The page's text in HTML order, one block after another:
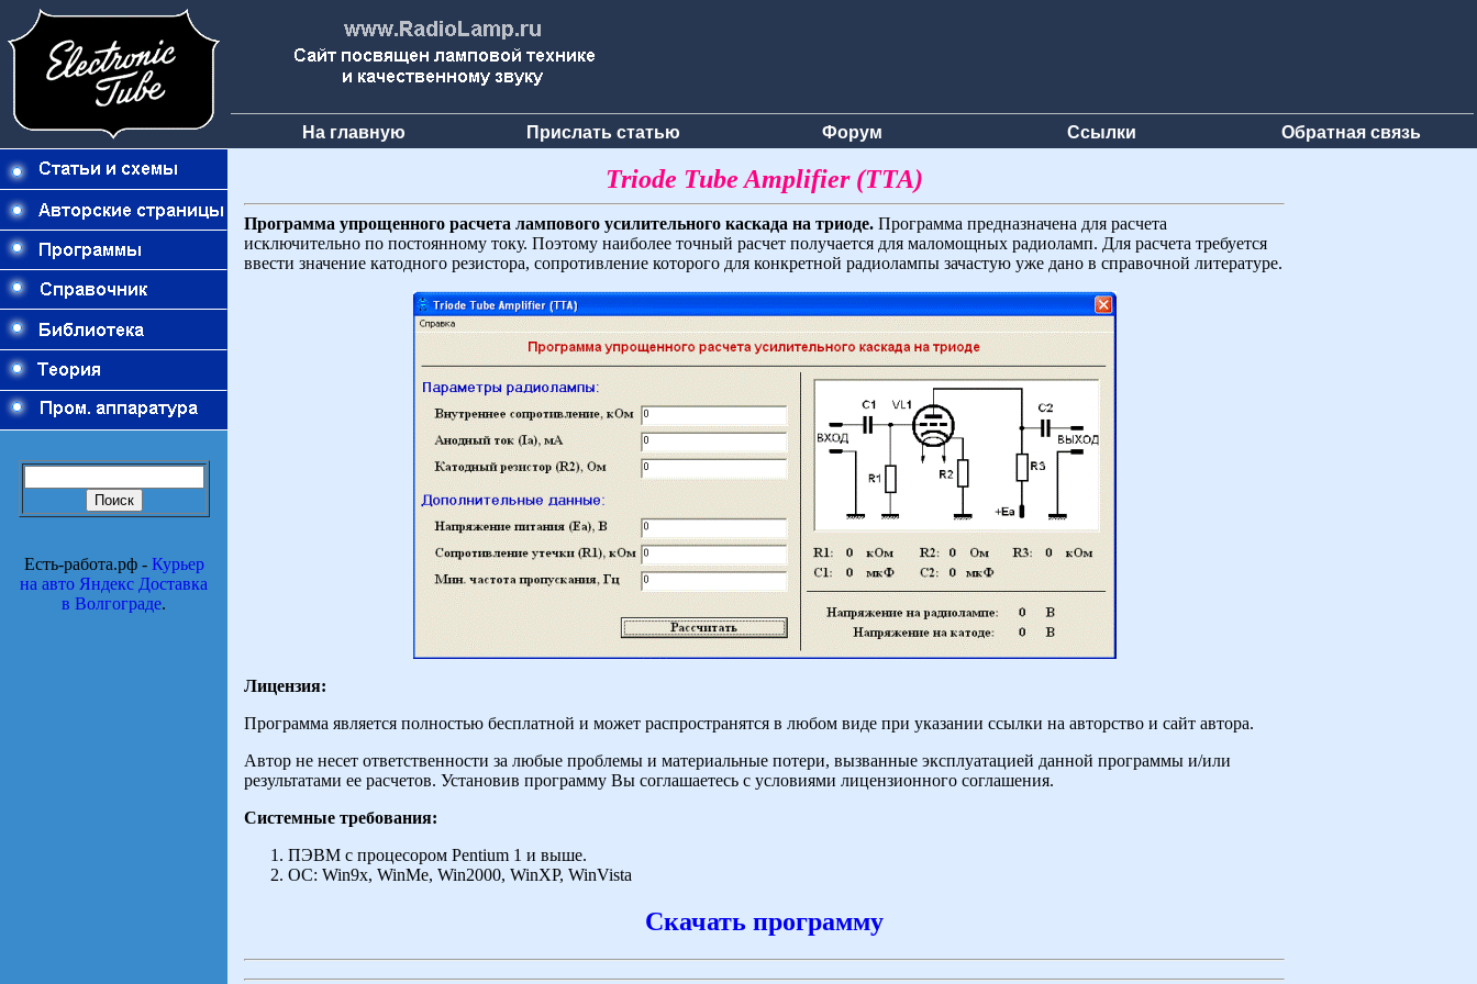
На главную Прислать статью Форум Ссылки Обратная связь
Есть-работа.рф - Курьер
на авто Яндекс Доставка
в Волгограде.
Triode Tube Amplifier (TTA)
Программа упрощенного расчета лампового усилительного каскада на триоде. Программа предназначена для расчета
исключительно по постоянному току. Поэтому наиболее точный расчет получается для маломощных радиоламп. Для расчета требуется
ввести значение катодного резистора, сопротивление которого для конкретной радиолампы зачастую уже дано в справочной литературе.
Лицензия:
Программа является полностью бесплатной и может распространятся в любом виде при указании ссылки на авторство и сайт автора.
Автор не несет ответственности за любые проблемы и материальные потери, вызванные эксплуатацией данной программы и/или
результатами ее расчетов. Установив программу Вы соглашаетесь с условиями лицензионного соглашения.
Системные требования:
ПЭВМ с процесором Pentium 1 и выше.
ОС: Win9x, WinMe, Win2000, WinXP, WinVista
Скачать программу